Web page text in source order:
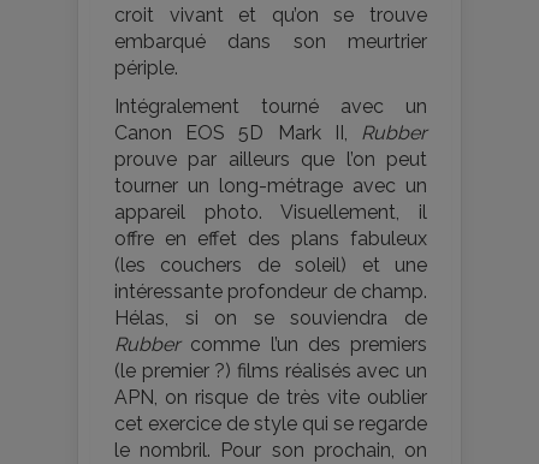
croit vivant et qu’on se trouve
embarqué dans son meurtrier
périple.
Intégralement tourné avec un
Canon EOS 5D Mark II, Rubber
prouve par ailleurs que l’on peut
tourner un long-métrage avec un
appareil photo. Visuellement, il
offre en effet des plans fabuleux
(les couchers de soleil) et une
intéressante profondeur de champ.
Hélas, si on se souviendra de
Rubbercomme l’un des premiers
(le premier ?) films réalisés avec un
APN, on risque de très vite oublier
cet exercice de style qui se regarde
le nombril. Pour son prochain, on